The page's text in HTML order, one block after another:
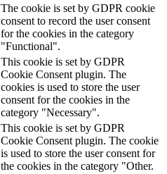
The cookie is set by GDPR cookie
consent to record the user consent
for the cookies in the category
"Functional".
This cookie is set by GDPR
Cookie Consent plugin. The
cookies is used to store the user
consent for the cookies in the
category "Necessary".
This cookie is set by GDPR
Cookie Consent plugin. The cookie
is used to store the user consent for
the cookies in the category "Other.